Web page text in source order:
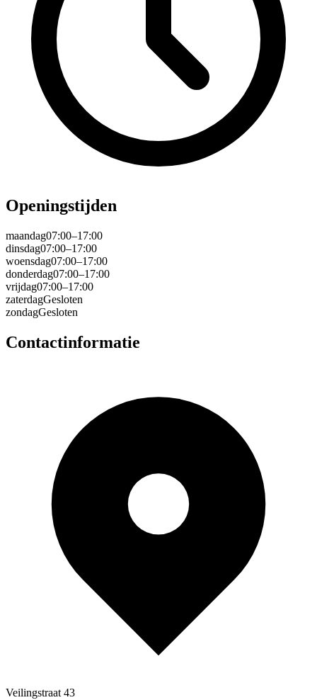
Openingstijden
maandag07:00–17:00
dinsdag07:00–17:00
woensdag07:00–17:00
donderdag07:00–17:00
vrijdag07:00–17:00
zaterdagGesloten
zondagGesloten
Contactinformatie
Veilingstraat 43